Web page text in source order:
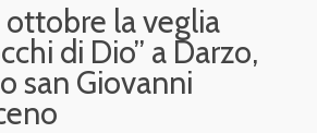
la veglia
di Dio” a Darzo,
san Giovanni